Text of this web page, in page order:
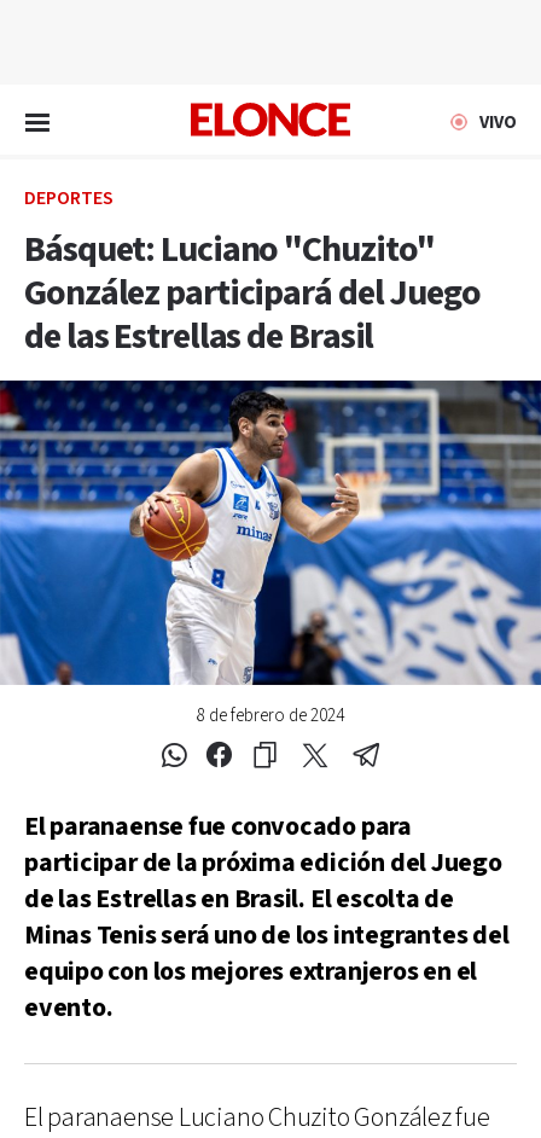
VIVO
DEPORTES
Básquet: Luciano "Chuzito"
González participará del Juego
de las Estrellas de Brasil
8 de febrero de 2024
El paranaense fue convocado para
participar de la próxima edición del Juego
de las Estrellas en Brasil. El escolta de
Minas Tenis será uno de los integrantes del
equipo con los mejores extranjeros en el
evento.
El paranaense Luciano Chuzito González fue